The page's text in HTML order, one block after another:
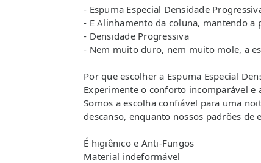
- Espuma Especial Densidade
- E Alinhamento da coluna, mantendo
- Densidade Progressiva
- Nem muito duro, nem muito mole, a
Por que escolher a Espuma Especial
Experimente o conforto incomparável
Somos a escolha confiável para uma
descanso, enquanto nossos padrões
É higiênico e Anti-Fungos
Material indeformável